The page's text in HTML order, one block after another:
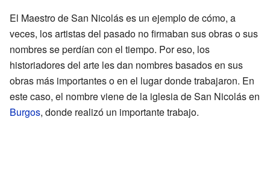
El Maestro de San Nicolás es un ejemplo de cómo, a
veces, los artistas del pasado no firmaban sus obras o sus
nombres se perdían con el tiempo. Por eso, los
historiadores del arte les dan nombres basados en sus
obras más importantes o en el lugar donde trabajaron. En
este caso, el nombre viene de la iglesia de San Nicolás en
Burgos, donde realizó un importante trabajo.